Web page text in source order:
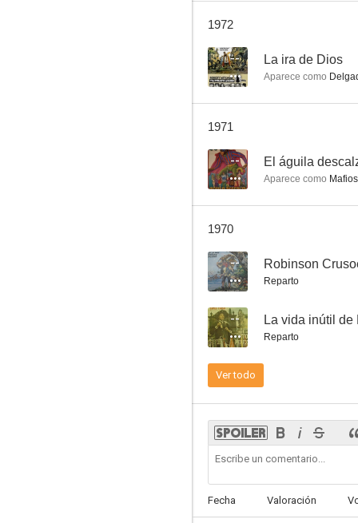
--
--
1972
-- La ira de Dios
Aparece como
1971
-- El águila
Aparece como
1970
-- Robinson
Reparto
-- La vida inútil de
Reparto
Ver todo
Fecha Valoración